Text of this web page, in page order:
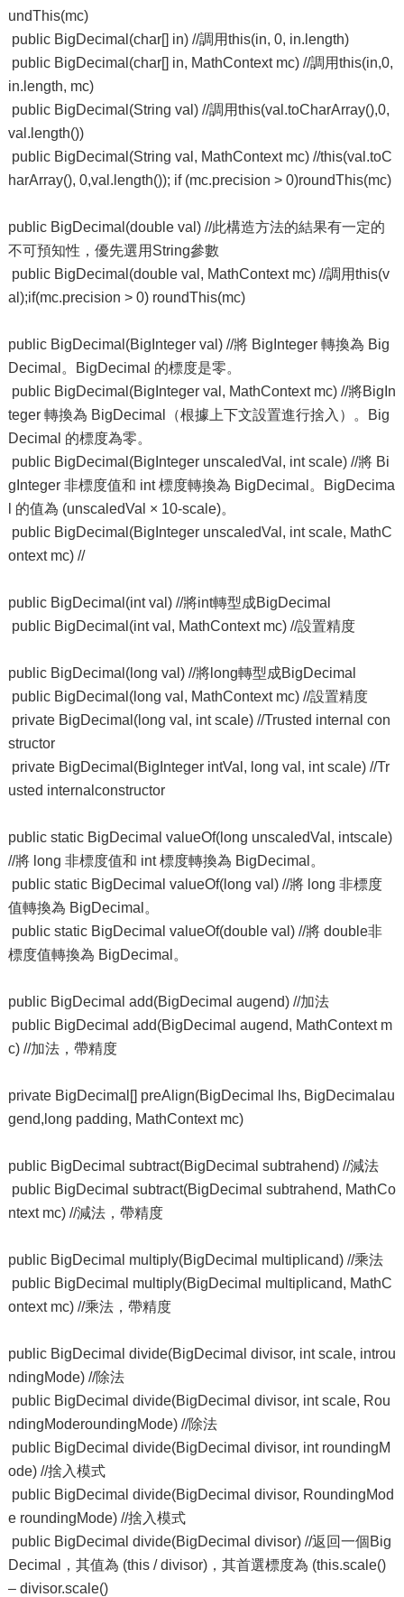
undThis(mc)
public BigDecimal(char[] in) //調用this(in, 0, in.length)
public BigDecimal(char[] in, MathContext mc) //調用this(in,0,
in.length, mc)
public BigDecimal(String val) //調用this(val.toCharArray(),0,
val.length())
public BigDecimal(String val, MathContext mc) //this(val.toC
harArray(), 0,val.length()); if (mc.precision > 0)roundThis(mc)
public BigDecimal(double val) //此構造方法的結果有一定的
不可預知性，優先選用String參數
public BigDecimal(double val, MathContext mc) //調用this(v
al);if(mc.precision > 0) roundThis(mc)
public BigDecimal(BigInteger val) //將 BigInteger 轉換為 Big
Decimal。BigDecimal 的標度是零。
public BigDecimal(BigInteger val, MathContext mc) //將BigIn
teger 轉換為 BigDecimal（根據上下文設置進行捨入）。Big
Decimal 的標度為零。
public BigDecimal(BigInteger unscaledVal, int scale) //將 Bi
gInteger 非標度值和 int 標度轉換為 BigDecimal。BigDecima
l 的值為 (unscaledVal × 10-scale)。
public BigDecimal(BigInteger unscaledVal, int scale, MathC
ontext mc) //
public BigDecimal(int val) //將int轉型成BigDecimal
public BigDecimal(int val, MathContext mc) //設置精度
public BigDecimal(long val) //將long轉型成BigDecimal
public BigDecimal(long val, MathContext mc) //設置精度
private BigDecimal(long val, int scale) //Trusted internal con
structor
private BigDecimal(BigInteger intVal, long val, int scale) //Tr
usted internalconstructor
public static BigDecimal valueOf(long unscaledVal, intscale)
//將 long 非標度值和 int 標度轉換為 BigDecimal。
public static BigDecimal valueOf(long val) //將 long 非標度
值轉換為 BigDecimal。
public static BigDecimal valueOf(double val) //將 double非
標度值轉換為 BigDecimal。
public BigDecimal add(BigDecimal augend) //加法
public BigDecimal add(BigDecimal augend, MathContext m
c) //加法，帶精度
private BigDecimal[] preAlign(BigDecimal lhs, BigDecimalau
gend,long padding, MathContext mc)
public BigDecimal subtract(BigDecimal subtrahend) //減法
public BigDecimal subtract(BigDecimal subtrahend, MathCo
ntext mc) //減法，帶精度
public BigDecimal multiply(BigDecimal multiplicand) //乘法
public BigDecimal multiply(BigDecimal multiplicand, MathC
ontext mc) //乘法，帶精度
public BigDecimal divide(BigDecimal divisor, int scale, introu
ndingMode) //除法
public BigDecimal divide(BigDecimal divisor, int scale, Rou
ndingModeroundingMode) //除法
public BigDecimal divide(BigDecimal divisor, int roundingM
ode) //捨入模式
public BigDecimal divide(BigDecimal divisor, RoundingMod
e roundingMode) //捨入模式
public BigDecimal divide(BigDecimal divisor) //返回一個Big
Decimal，其值為 (this / divisor)，其首選標度為 (this.scale()
– divisor.scale()